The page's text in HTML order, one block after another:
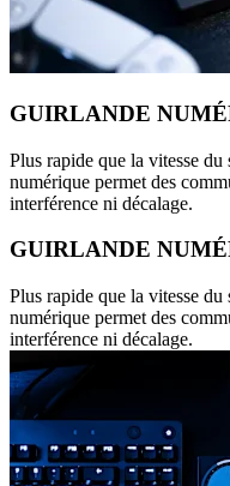
GUIRLANDE
Plus rapide que la vitesse
numérique permet des
interférence ni décalage.
GUIRLANDE
Plus rapide que la vitesse
numérique permet des
interférence ni décalage.